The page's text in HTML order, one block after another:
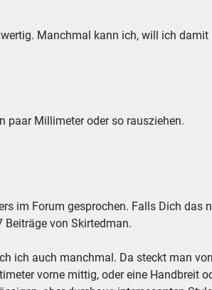
Manchmal kann ich, will ich damit
paar Millimeter oder so rausziehen.
im Forum gesprochen. Falls Dich
Beiträge von Skirtedman.
ich auch manchmal. Da steckt man
vorne mittig, oder eine Handbreit